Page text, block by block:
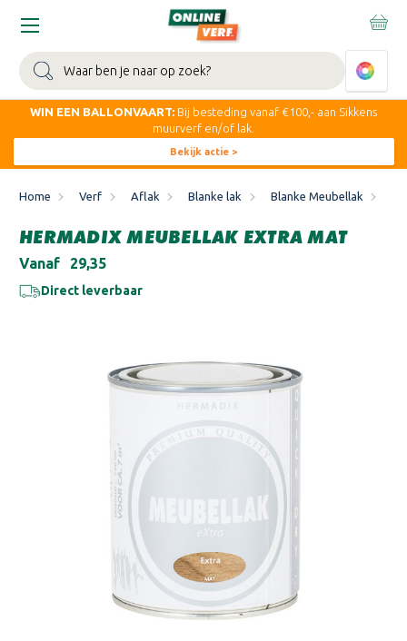
Zoeken
WIN EEN BALLONVAART: Bij besteding vanaf €100,- aan Sikkens
muurverf en/of lak.
Bekijk actie >
Home Verf Aflak Blanke lak Blanke Meubellak
HERMADIX MEUBELLAK EXTRA MAT
Vanaf €29,35
Direct leverbaar